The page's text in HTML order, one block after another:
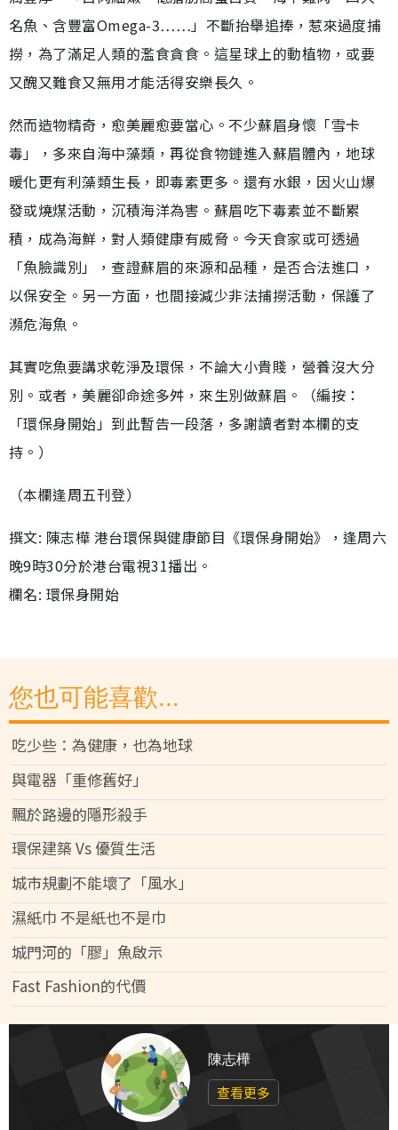
名魚、含豐富Omega-3……」不斷抬舉追捧，惹來過度捕
撈，為了滿足人類的濫食貪食。這星球上的動植物，或要
又醜又難食又無用才能活得安樂長久。
然而造物精奇，愈美麗愈要當心。不少蘇眉身懷「雪卡
毒」，多來自海中藻類，再從食物鏈進入蘇眉體內，地球
暖化更有利藻類生長，即毒素更多。還有水銀，因火山爆
發或燒煤活動，沉積海洋為害。蘇眉吃下毒素並不斷累
積，成為海鮮，對人類健康有威脅。今天食家或可透過
「魚臉識別」，查證蘇眉的來源和品種，是否合法進口，
以保安全。另一方面，也間接減少非法捕撈活動，保護了
瀕危海魚。
其實吃魚要講求乾淨及環保，不論大小貴賤，營養沒大分
別。或者，美麗卻命途多舛，來生別做蘇眉。（編按：
「環保身開始」到此暫告一段落，多謝讀者對本欄的支
持。）
（本欄逢周五刊登）
撰文: 陳志樺 港台環保與健康節目《環保身開始》，逢周六
晚9時30分於港台電視31播出。
欄名: 環保身開始
您也可能喜歡...
吃少些：為健康，也為地球
與電器「重修舊好」
飄於路邊的隱形殺手
環保建築 Vs 優質生活
城市規劃不能壞了「風水」
濕紙巾 不是紙也不是巾
城門河的「膠」魚啟示
Fast Fashion的代價
陳志樺
查看更多